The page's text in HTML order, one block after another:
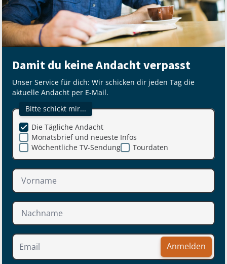
Damit du keine Andacht verpasst
Unser Service für dich: Wir schicken dir jeden Tag die
aktuelle Andacht per E-Mail.
Bitte schickt mir...
Monatsbrief und neueste Infos
Die Tägliche Andacht
Wöchentliche TV-Sendung Tourdaten
Anmelden